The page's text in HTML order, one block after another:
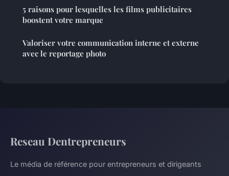
5 raisons pour lesquelles les films publicitaires
boostent votre marque
Valoriser votre communication interne et externe
avec le reportage photo
Reseau Dentrepreneurs
Le média de référence pour entrepreneurs et dirigeants